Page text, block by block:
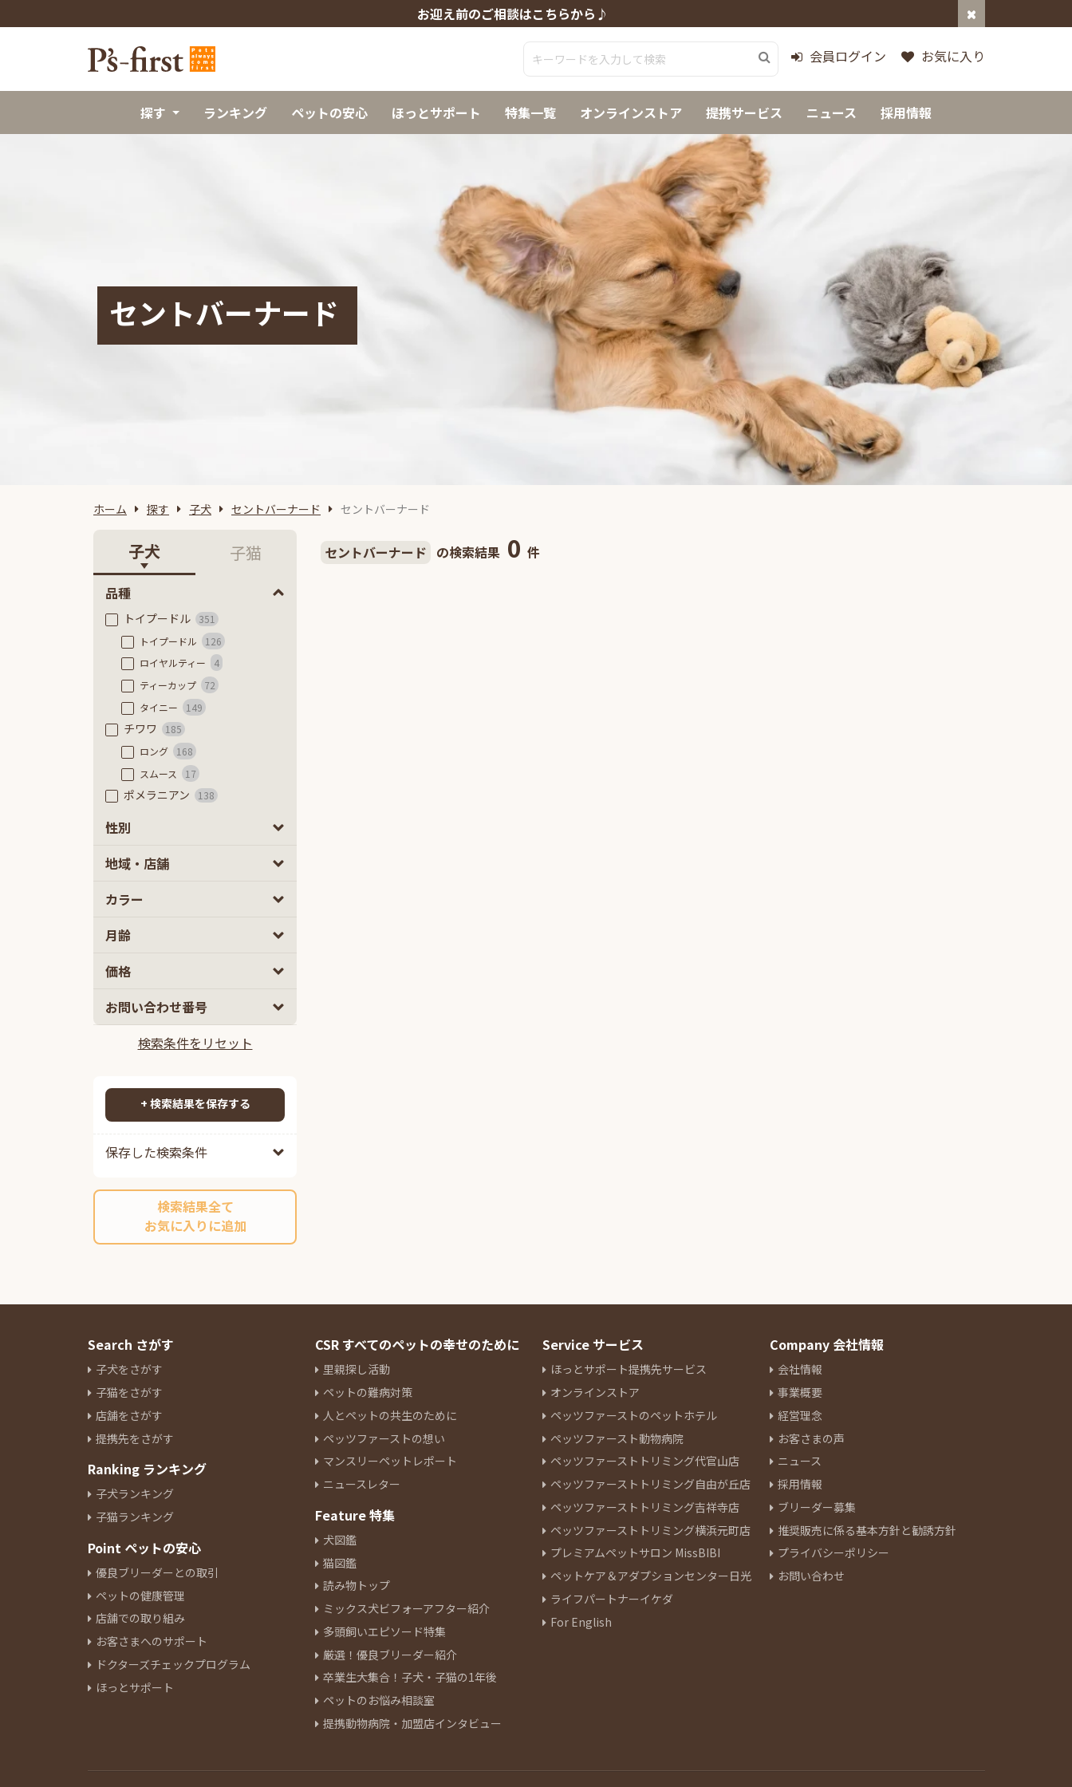
お迎え前のご相談はこちらから♪
会員ログイン お気に入り
探す ランキング ペットの安心 ほっとサポート 特集一覧 オンラインストア 提携サービス ニュース 採用情報
セントバーナード
ホーム 探す 子犬 セントバーナード セントバーナード
子犬 子猫
品種
トイプードル
351
トイプードル
126
ロイヤルティー
4
ティーカップ
72
タイニー
149
チワワ
185
ロング
168
スムース
17
ポメラニアン 138
フレンチブルドッグ（フラッフ
豆柴
ミニチュアダックスフンド 52
ミックス 835
ポメチワ 78
チワックス 89
ペキプー 38
ポンスキーミックス
その他ミックス
198
ボストンテリア
キャバリアキングチャールズス
パニエル
ラブラドールレトリーバー
パピヨン
イタリアングレーハウンド
ペキニーズ 19
ジャックラッセルテリア
ミニチュアピンシャー
狆 1
ウェルシュコーギーペンブロー
ク 9
アラスカンマラミュート
ボーダーコリー
ブルドッグ 1
ビーグル
ボロニーズ 1
性別
男の子 0
地域・店舗
カラー
月齢
2 5
2ヵ月 5ヵ月以上
価格
10 100
100万円以上
お問い合わせ番号
検索する
検索条件をリセット
+ 検索結果を保存する
保存した検索条件
検索結果全て
お気に入りに追加
セントバーナード の検索結果 0 件
Search さがす
子犬をさがす
子猫をさがす
店舗をさがす
提携先をさがす
Ranking ランキング
子犬ランキング
子猫ランキング
Point ペットの安心
優良ブリーダーとの取引
ペットの健康管理
店舗での取り組み
お客さまへのサポート
ドクターズチェックプログラム
ほっとサポート
CSR すべてのペットの幸せのために
里親探し活動
ペットの難病対策
人とペットの共生のために
ペッツファーストの想い
マンスリーペットレポート
ニュースレター
Feature 特集
犬図鑑
猫図鑑
読み物トップ
ミックス犬ビフォーアフター紹介
多頭飼いエピソード特集
厳選！優良ブリーダー紹介
卒業生大集合！子犬・子猫の1年後
ペットのお悩み相談室
提携動物病院・加盟店インタビュー
Service サービス
ほっとサポート提携先サービス
オンラインストア
ペッツファーストのペットホテル
ペッツファースト動物病院
ペッツファーストトリミング代官山店
ペッツファーストトリミング自由が丘店
ペッツファーストトリミング吉祥寺店
ペッツファーストトリミング横浜元町店
プレミアムペットサロン MissBIBI
ペットケア＆アダプションセンター日光
ライフパートナーイケダ
For English
Company 会社情報
会社情報
事業概要
経営理念
お客さまの声
ニュース
採用情報
ブリーダー募集
推奨販売に係る基本方針と勧誘方針
プライバシーポリシー
お問い合わせ